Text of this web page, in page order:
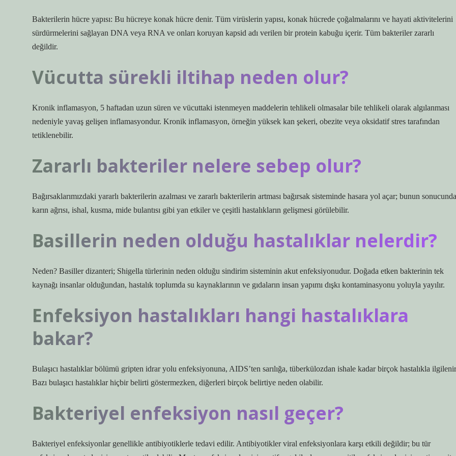
Bakterilerin hücre yapısı: Bu hücreye konak hücre denir. Tüm virüslerin yapısı, konak hücrede çoğalmalarını ve hayati aktivitelerini
sürdürmelerini sağlayan DNA veya RNA ve onları koruyan kapsid adı verilen bir protein kabuğu içerir. Tüm bakteriler zararlı
değildir.
Vücutta sürekli iltihap neden olur?
Kronik inflamasyon, 5 haftadan uzun süren ve vücuttaki istenmeyen maddelerin tehlikeli olmasalar bile tehlikeli olarak algılanması
nedeniyle yavaş gelişen inflamasyondur. Kronik inflamasyon, örneğin yüksek kan şekeri, obezite veya oksidatif stres tarafından
tetiklenebilir.
Zararlı bakteriler nelere sebep olur?
Bağırsaklarımızdaki yararlı bakterilerin azalması ve zararlı bakterilerin artması bağırsak sisteminde hasara yol açar; bunun sonucunda
karın ağrısı, ishal, kusma, mide bulantısı gibi yan etkiler ve çeşitli hastalıkların gelişmesi görülebilir.
Basillerin neden olduğu hastalıklar nelerdir?
Neden? Basiller dizanteri; Shigella türlerinin neden olduğu sindirim sisteminin akut enfeksiyonudur. Doğada etken bakterinin tek
kaynağı insanlar olduğundan, hastalık toplumda su kaynaklarının ve gıdaların insan yapımı dışkı kontaminasyonu yoluyla yayılır.
Enfeksiyon hastalıkları hangi hastalıklara
bakar?
Bulaşıcı hastalıklar bölümü gripten idrar yolu enfeksiyonuna, AIDS’ten sarılığa, tüberkülozdan ishale kadar birçok hastalıkla
Bazı bulaşıcı hastalıklar hiçbir belirti göstermezken, diğerleri birçok belirtiye neden olabilir.
Bakteriyel enfeksiyon nasıl geçer?
Bakteriyel enfeksiyonlar genellikle antibiyotiklerle tedavi edilir. Antibiyotikler viral enfeksiyonlara karşı etkili değildir; bu tür